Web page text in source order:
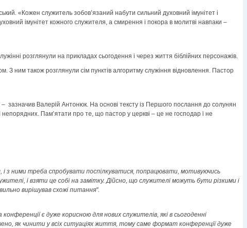
«Кожен служитель зобов’язаний набути сильний духовний імунітет і
імунітет кожного служителя, а смирення і покора в молитві навпаки –
розглянули на прикладах сьогодення і через життя біблійних персонажів.
З ним також розглянули сім пунктів алгоритму служіння відновлення. Пастор
– зазначив Валерій Антонюк. На основі тексту із Першого послання до солунян
непорядних. Пам’ятати про те, що пастор у церкві – це не господар і не
і з ними треба спробувати поспілкуватися, попрацювати, мотивуючись
і взяти це собі на замітку. Дійсно, що служителі можуть бути різкими і
вирішував схожі питання".
є дуже корисною для нових служителів, які в сьогоденні
як чинити у всіх ситуаціях життя, тому саме формат конференції дуже